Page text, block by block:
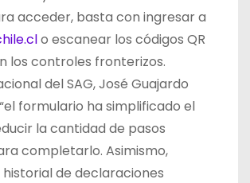
acceder, basta con ingresar a
o escanear los códigos QR
los controles fronterizos.
del SAG, José Guajardo
formulario ha simplificado el
la cantidad de pasos
completarlo. Asimismo,
de declaraciones